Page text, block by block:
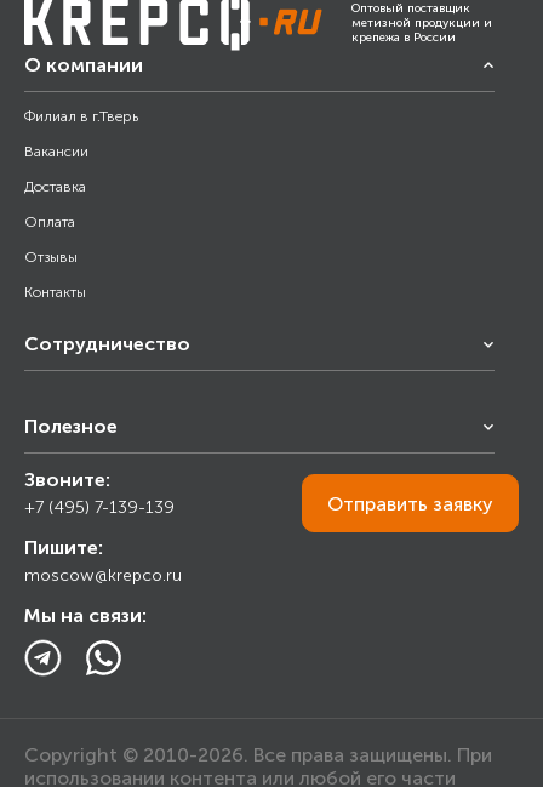
Оптовый поставщик
метизной продукции и
крепежа в России
О компании
Филиал в г.Тверь
Вакансии
Доставка
Оплата
Отзывы
Контакты
Сотрудничество
Снабжение строительства
Торговым организациям
Полезное
Калькулятор
Прайс лист
Ответы на вопросы
Блог
Звоните:
+7 (495) 7-139-139
Пишите:
moscow@krepco.ru
Мы на связи:
Отправить заявку
Copyright © 2010-2026. Все права защищены. При
использовании контента или любой его части